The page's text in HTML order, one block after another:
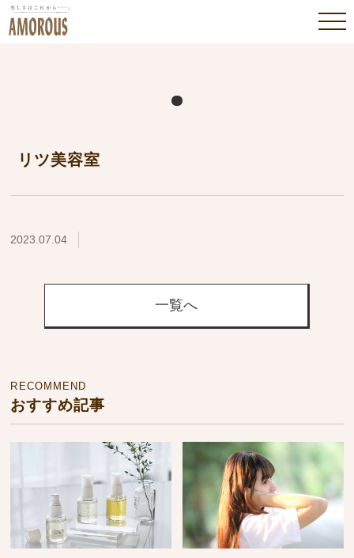
リツ美容室
2023.07.04
一覧へ
RECOMMEND
おすすめ記事